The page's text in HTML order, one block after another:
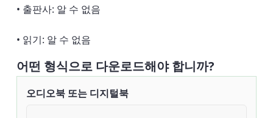
• 출판사: 알 수 없음
• 읽기: 알 수 없음
어떤 형식으로 다운로드해야 합니까?
오디오북 또는 디지털북